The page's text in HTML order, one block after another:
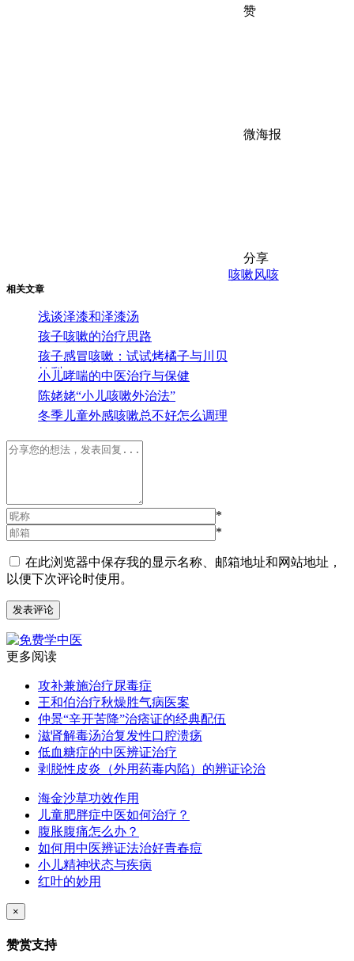
赞
微海报
分享
相关文章
浅谈泽漆和泽漆汤
孩子咳嗽的治疗思路
孩子感冒咳嗽：试试烤橘子与川贝
炖梨
小儿哮喘的中医治疗与保健
陈姥姥“小儿咳嗽外治法”
冬季儿童外感咳嗽总不好怎么调理
咳嗽风咳
*
*
在此浏览器中保存我的显示名称、邮箱地址和网站地址，
以便下次评论时使用。
更多阅读
攻补兼施治疗尿毒症
王和伯治疗秋燥胜气病医案
仲景“辛开苦降”治痞证的经典配伍
滋肾解毒汤治复发性口腔溃疡
低血糖症的中医辨证治疗
剥脱性皮炎（外用药毒内陷）的辨证论治
海金沙草功效作用
儿童肥胖症中医如何治疗？
腹胀腹痛怎么办？
如何用中医辨证法治好青春痘
小儿精神状态与疾病
红叶的妙用
×
赞赏支持